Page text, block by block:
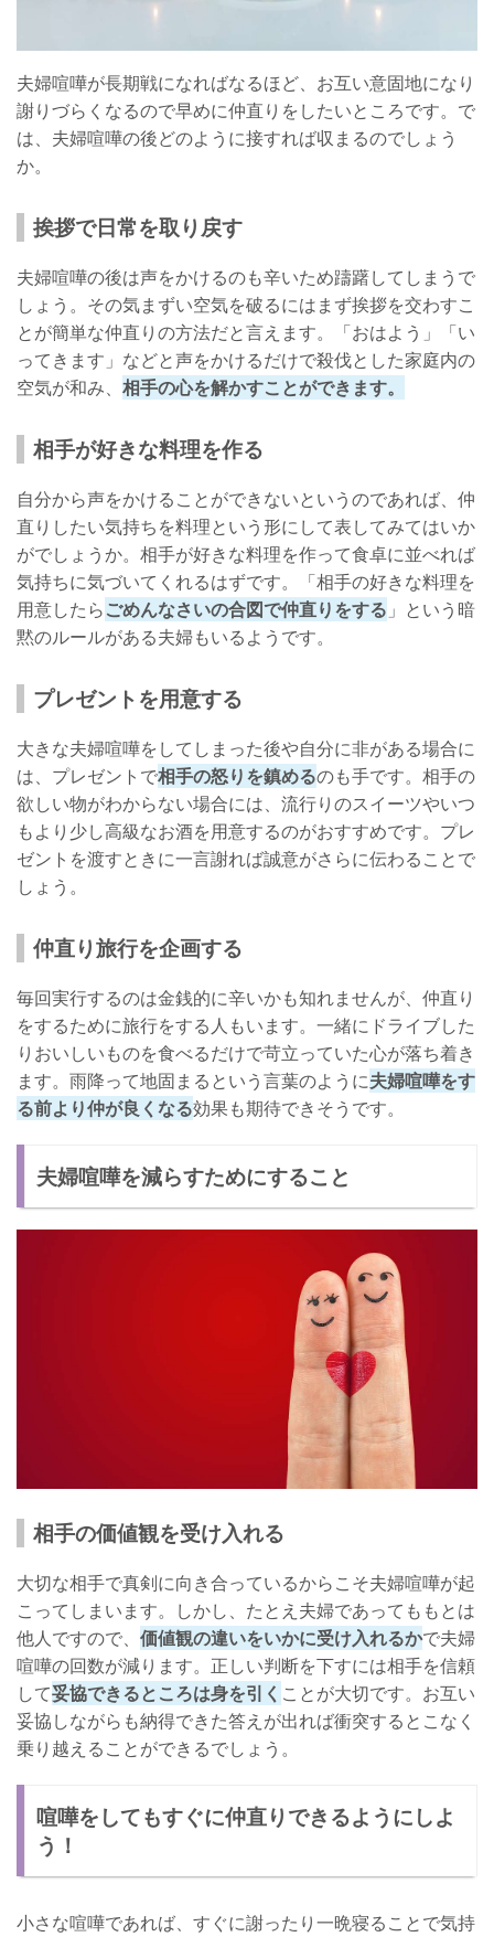
夫婦喧嘩が長期戦になればなるほど、お互い意固地になり
謝りづらくなるので早めに仲直りをしたいところです。で
は、夫婦喧嘩の後どのように接すれば収まるのでしょう
か。
挨拶で日常を取り戻す
夫婦喧嘩の後は声をかけるのも辛いため躊躇してしまうで
しょう。その気まずい空気を破るにはまず挨拶を交わすこ
とが簡単な仲直りの方法だと言えます。「おはよう」「い
ってきます」などと声をかけるだけで殺伐とした家庭内の
空気が和み、 相手の心を解かすことができます。
相手が好きな料理を作る
自分から声をかけることができないというのであれば、仲
直りしたい気持ちを料理という形にして表してみてはいか
がでしょうか。相手が好きな料理を作って食卓に並べれば
気持ちに気づいてくれるはずです。「相手の好きな料理を
用意したらごめんなさいの合図で仲直りをする 」という暗
黙のルールがある夫婦もいるようです。
プレゼントを用意する
大きな夫婦喧嘩をしてしまった後や自分に非がある場合に
は、プレゼントで相手の怒りを鎮めるのも手です。相手の
欲しい物がわからない場合には、流行りのスイーツやいつ
もより少し高級なお酒を用意するのがおすすめです。プレ
ゼントを渡すときに一言謝れば誠意がさらに伝わることで
しょう。
仲直り旅行を企画する
毎回実行するのは金銭的に辛いかも知れませんが、仲直り
をするために旅行をする人もいます。一緒にドライブした
りおいしいものを食べるだけで苛立っていた心が落ち着き
ます。雨降って地固まるという言葉のように夫婦喧嘩をす
る前より仲が良くなる効果も期待できそうです。
夫婦喧嘩を減らすためにすること
相手の価値観を受け入れる
大切な相手で真剣に向き合っているからこそ夫婦喧嘩が起
こってしまいます。しかし、たとえ夫婦であってももとは
他人ですので、 価値観の違いをいかに受け入れるかで夫婦
喧嘩の回数が減ります。正しい判断を下すには相手を信頼
して妥協できるところは身を引く ことが大切です。お互い
妥協しながらも納得できた答えが出れば衝突するとこなく
乗り越えることができるでしょう。
喧嘩をしてもすぐに仲直りできるようにしよ
う！
小さな喧嘩であれば、すぐに謝ったり一晩寝ることで気持